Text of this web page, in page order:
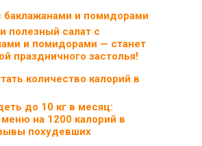
полезный салат с
и помидорами — станет
праздничного застолья!
до 10 кг в месяц:
на 1200 калорий в
похудевших